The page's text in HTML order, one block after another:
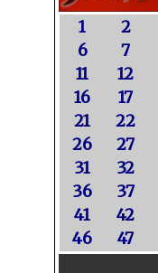
1 2
6
7
11
12
16
17
21
22
26
27
31
32
36
37
41
42
46
47